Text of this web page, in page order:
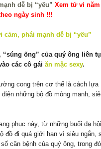
Xem tử vi năm
ngày sinh !!!
ống” của quý ông liên
các cô gái ăn mặc sexy.
cong trên cơ thể là cách lựa
những bộ đồ mỏng manh,
phục này, từ những buổi dạ
đồ đi quá giới hạn vì siêu ngắn,
căn bệnh của quý ông, trong đó